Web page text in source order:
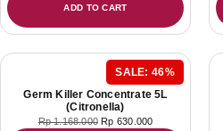
ADD TO CART
SALE: 46%
Germ Killer Concentrate 5L
(Citronella)
Rp1.168.000 Rp 630.000